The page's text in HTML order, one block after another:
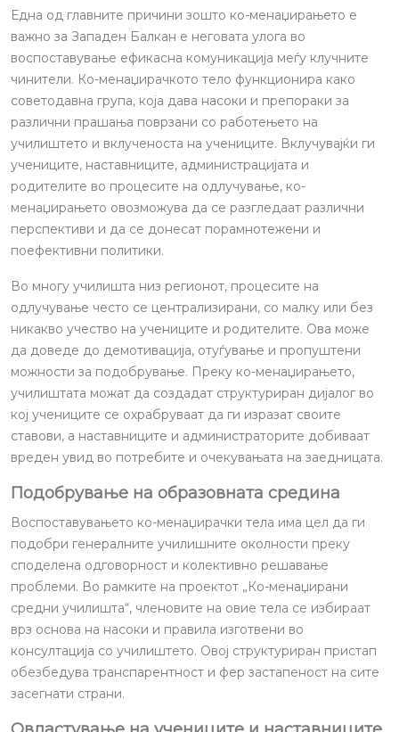
Една од главните причини зошто ко-менаџирањето е
важно за Западен Балкан е неговата улога во
воспоставување ефикасна комуникација меѓу клучните
чинители. Ко-менаџирачкото тело функционира како
советодавна група, која дава насоки и препораки за
различни прашања поврзани со работењето на
училиштето и вклученоста на учениците. Вклучувајќи ги
учениците, наставниците, администрацијата и
родителите во процесите на одлучување, ко-
менаџирањето овозможува да се разгледаат различни
перспективи и да се донесат порамнотежени и
поефективни политики.
Во многу училишта низ регионот, процесите на
одлучување често се централизирани, со малку или без
никакво учество на учениците и родителите. Ова може
да доведе до демотивација, отуѓување и пропуштени
можности за подобрување. Преку ко-менаџирањето,
училиштата можат да создадат структуриран дијалог во
кој учениците се охрабруваат да ги изразат своите
ставови, а наставниците и администраторите добиваат
вреден увид во потребите и очекувањата на заедницата.
Подобрување на образовната средина
Воспоставувањето ко-менаџирачки тела има цел да ги
подобри генералните училишните околности преку
споделена одговорност и колективно решавање
проблеми. Во рамките на проектот „Ко-менаџирани
средни училишта“, членовите на овие тела се избираат
врз основа на насоки и правила изготвени во
консултација со училиштето. Овој структуриран пристап
обезбедува транспарентност и фер застапеност на сите
засегнати страни.